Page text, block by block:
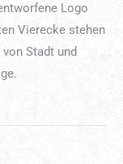
Logo
Vierecke stehen
Stadt und